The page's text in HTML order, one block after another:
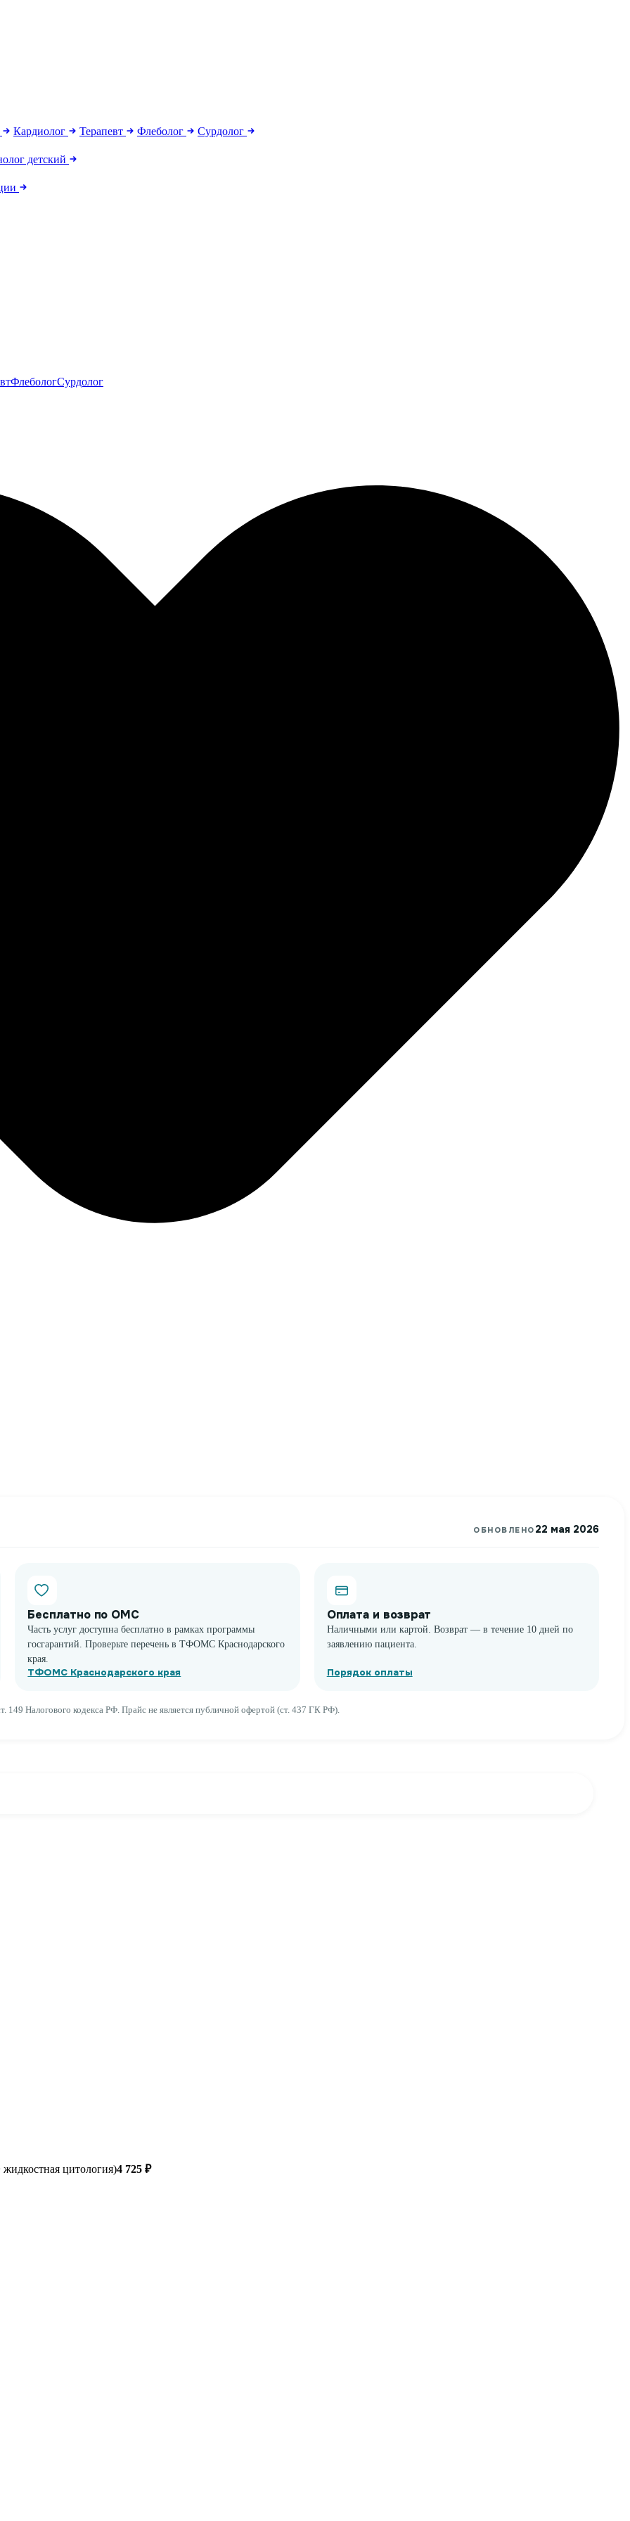
Кардиолог Терапевт Флеболог Сурдолог
детский
ФлебологСурдолог
ОБНОВЛЕНО 22 мая 2026
Бесплатно по ОМС
Часть услуг доступна бесплатно в рамках программы
госгарантий. Проверьте перечень в ТФОМС Краснодарского
края.
ТФОМС Краснодарского края
Оплата и возврат
Наличными или картой. Возврат — в течение 10 дней по
заявлению пациента.
Порядок оплаты
Налогового кодекса РФ. Прайс не является публичной офертой (ст. 437 ГК РФ).
цитология)4 725 ₽